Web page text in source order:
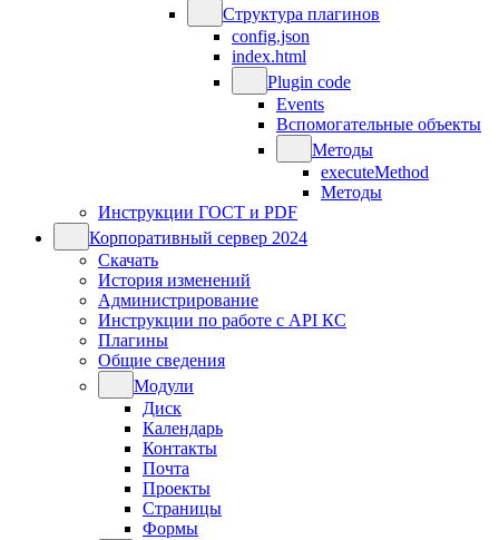
Структура плагинов
config.json
index.html
Plugin code
Events
Вспомогательные объекты
Методы
executeMethod
Методы
Инструкции ГОСТ и PDF
Корпоративный сервер 2024
Скачать
История изменений
Администрирование
Инструкции по работе с API КС
Плагины
Общие сведения
Модули
Диск
Календарь
Контакты
Почта
Проекты
Страницы
Формы